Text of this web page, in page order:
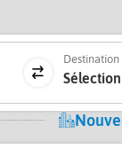
Destination